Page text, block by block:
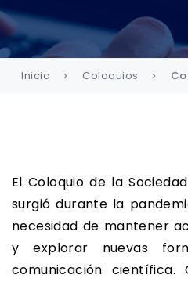
Inicio Coloquios
El Coloquio de la
surgió durante la
necesidad de mantener
y explorar nuevas
comunicación